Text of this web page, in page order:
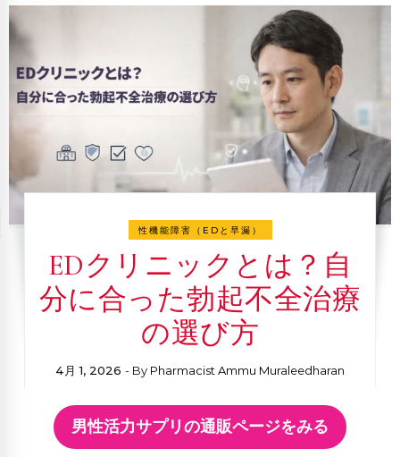
性機能障害（EDと早漏）
EDクリニックとは？自
分に合った勃起不全治療
の選び方
4月 1, 2026 - By Pharmacist Ammu Muraleedharan
男性活力サプリの通販ページをみる